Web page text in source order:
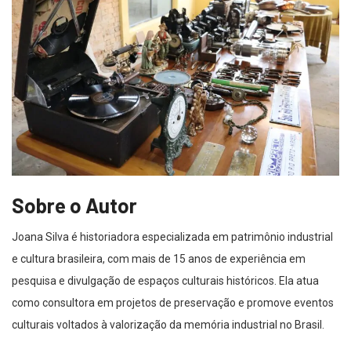
Sobre o Autor
Joana Silva é historiadora especializada em patrimônio industrial
e cultura brasileira, com mais de 15 anos de experiência em
pesquisa e divulgação de espaços culturais históricos. Ela atua
como consultora em projetos de preservação e promove eventos
culturais voltados à valorização da memória industrial no Brasil.